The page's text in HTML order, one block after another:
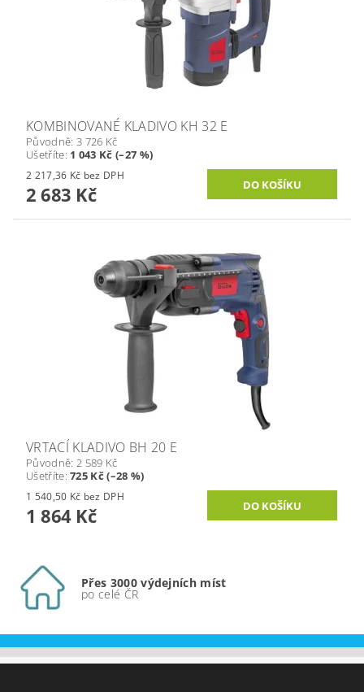
KOMBINOVANÉ KLADIVO KH 32 E
Původně: 3 726 Kč
Ušetříte: 1 043 Kč (–27 %)
2 217,36 Kč bez DPH
2 683 Kč
VRTACÍ KLADIVO BH 20 E
Původně: 2 589 Kč
Ušetříte:725 Kč (–28 %)
1 540,50 Kč bez DPH
1 864 Kč
Přes 3000 výdejních míst
po celé ČR